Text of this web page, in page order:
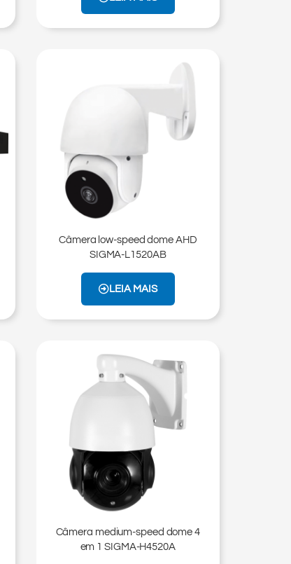
Câmera low-speed dome AHD
SIGMA-L1520AB
LEIA MAIS
Câmera medium-speed dome 4
em 1 SIGMA-H4520A